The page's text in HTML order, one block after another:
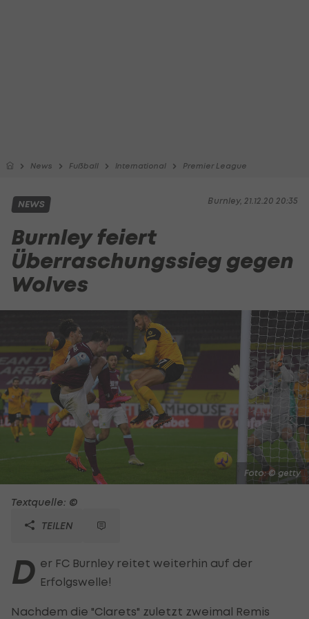
News Fußball International Premier League
Burnley, 21.12.20 20:35
NEWS
Burnley feiert
Überraschungssieg gegen
Wolves
Foto: © getty
Textquelle: ©
TEILEN
D er FC Burnley reitet weiterhin auf der
Erfolgswelle!
Nachdem die "Clarets" zuletzt zweimal Remis